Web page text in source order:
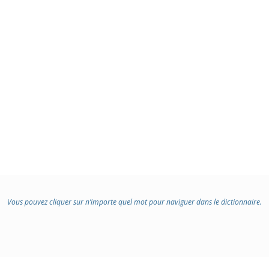
Vous pouvez cliquer sur n’importe quel mot pour naviguer dans le dictionnaire.